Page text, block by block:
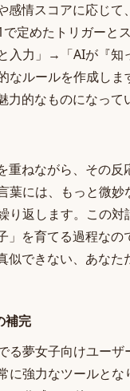
感情スコアに応じ
定めたトリガーと
入力」→「AIが『知
なルールを作成し
的なものになって
ねながら、その反
葉には、もっと微
り返します。この
」を育てる過程な
できない、あなた
補完
夢女子向けユーザ
強力なツールとな